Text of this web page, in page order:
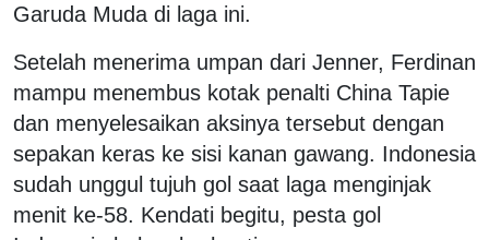
Garuda Muda di laga ini.
Setelah menerima umpan dari Jenner, Ferdinan
mampu menembus kotak penalti China Tapie
dan menyelesaikan aksinya tersebut dengan
sepakan keras ke sisi kanan gawang. Indonesia
sudah unggul tujuh gol saat laga menginjak
menit ke-58. Kendati begitu, pesta gol